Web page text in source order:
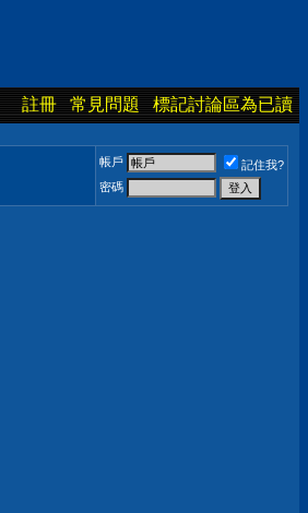
註冊 常見問題 標記討論區為已讀
帳戶
記住我?
密碼